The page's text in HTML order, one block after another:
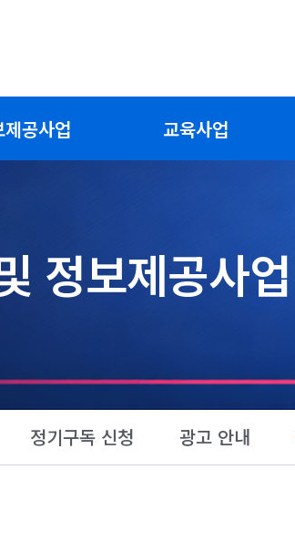
공사업 교육사업
정보제공사업
정기구독 신청 광고 안내